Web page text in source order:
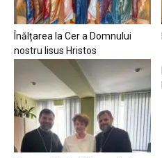
Înălțarea la Cer a Domnului
nostru Iisus Hristos